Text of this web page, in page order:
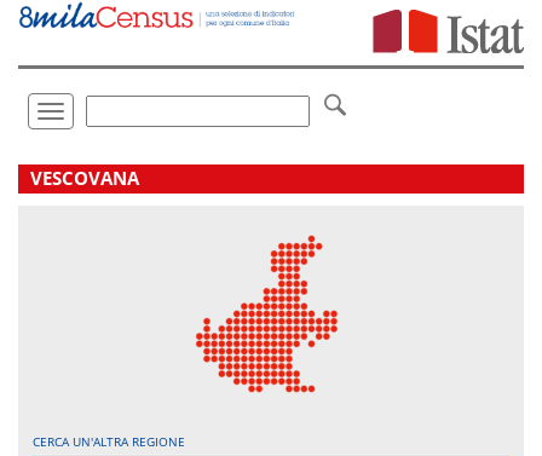
Vai
direttamente
Toggle
navigation
.
VESCOVANA
CERCA UN'ALTRA REGIONE